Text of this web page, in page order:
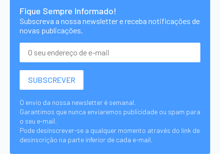
Fique Sempre Informado!
Subscreva a nossa newsletter e receba notificações de
novas publicações.
O envio da nossa newsletter é semanal.
Garantimos que nunca enviaremos publicidade ou spam para
o seu e-mail.
Pode desinscrever-se a qualquer momento através do link de
desinscrição na parte inferior de cada e-mail.